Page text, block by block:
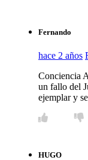
Fernando
hace 2 años
Conciencia
un fallo del
ejemplar y
HUGO